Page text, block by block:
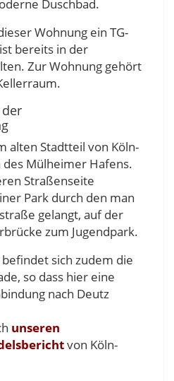
Duschbad.
Wohnung ein TG-
bereits in der
Zur Wohnung gehört
alten Stadtteil von Köln-
Mülheimer Hafens.
Straßenseite
Park durch den man
gelangt, auf der
zum Jugendpark.
sich zudem die
so dass hier eine
nach Deutz
unseren
von Köln-